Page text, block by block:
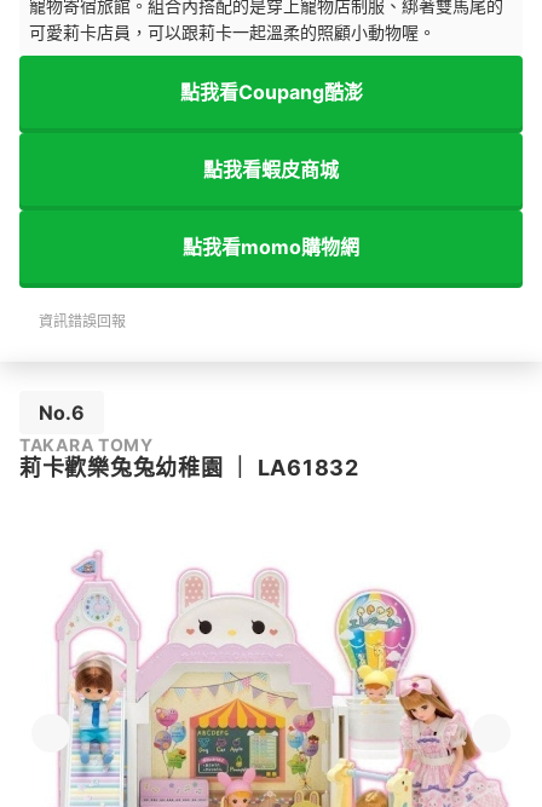
寵物寄宿旅館。組合內搭配的是穿上寵物店制服、綁著雙馬尾的
可愛莉卡店員，可以跟莉卡一起溫柔的照顧小動物喔。
點我看Coupang酷澎
點我看蝦皮商城
點我看momo購物網
資訊錯誤回報
No.6
TAKARA TOMY
莉卡歡樂兔兔幼稚園 LA61832